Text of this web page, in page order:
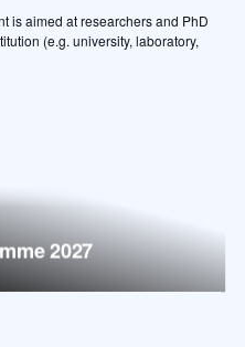
is aimed at researchers and PhD
(e.g. university, laboratory,
2027